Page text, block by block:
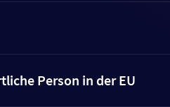
Person in der EU